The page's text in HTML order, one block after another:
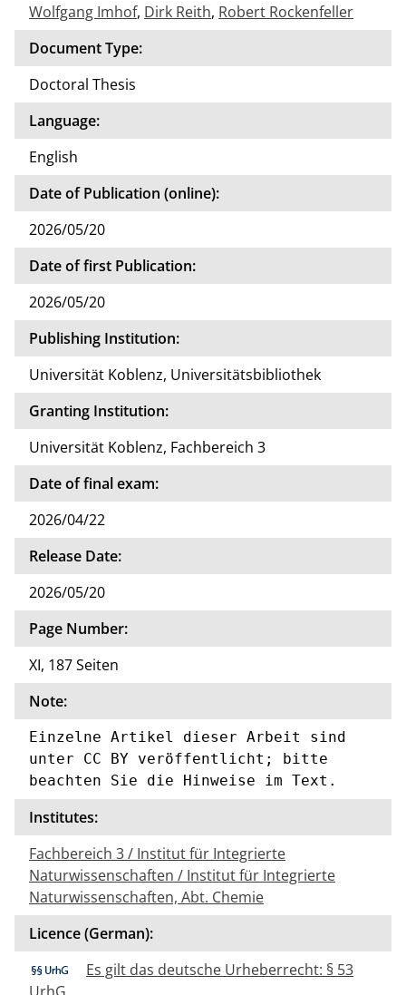
Wolfgang Imhof, Dirk Reith, Robert Rockenfeller
Document Type:
Doctoral Thesis
Language:
English
Date of Publication (online):
2026/05/20
Date of first Publication:
2026/05/20
Publishing Institution:
Universität Koblenz, Universitätsbibliothek
Granting Institution:
Universität Koblenz, Fachbereich 3
Date of final exam:
2026/04/22
Release Date:
2026/05/20
Page Number:
XI, 187 Seiten
Note:
Einzelne Artikel dieser Arbeit sind
unter CC BY veröffentlicht; bitte
beachten Sie die Hinweise im Text.
Institutes:
Fachbereich 3 / Institut für Integrierte
Naturwissenschaften / Institut für Integrierte
Naturwissenschaften, Abt. Chemie
Licence (German):
Es gilt das deutsche Urheberrecht: § 53